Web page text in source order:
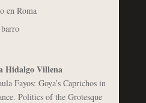
en Roma
Hidalgo Villena
Fayos: Goya’s Caprichos in
Politics of the Grotesque